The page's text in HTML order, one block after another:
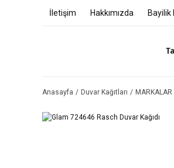
İletişim Hakkımızda Bayilik
Anasayfa Duvar Kağıtları MARKALAR